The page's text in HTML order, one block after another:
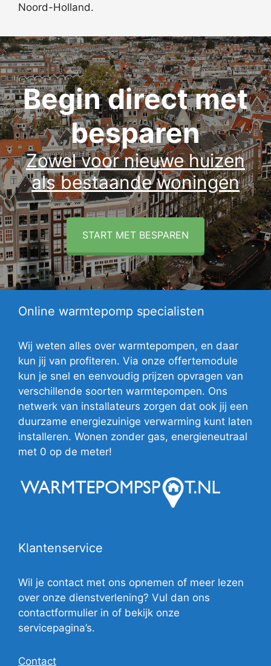
Noord-Holland.
Begin direct met
besparen
Zowel voor nieuwe huizen
als bestaande woningen
START MET BESPAREN
Online warmtepomp specialisten
Wij weten alles over warmtepompen, en daar
kun jij van profiteren. Via onze offertemodule
kun je snel en eenvoudig prijzen opvragen van
verschillende soorten warmtepompen. Ons
netwerk van installateurs zorgen dat ook jij een
duurzame energiezuinige verwarming kunt laten
installeren. Wonen zonder gas, energieneutraal
met 0 op de meter!
Klantenservice
Wil je contact met ons opnemen of meer lezen
over onze dienstverlening? Vul dan ons
contactformulier in of bekijk onze
servicepagina’s.
Contact